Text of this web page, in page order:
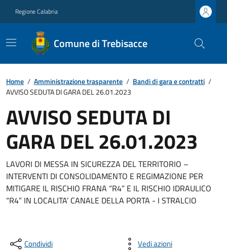
Regione Calabria
Comune di Trebisacce
Home / Amministrazione trasparente / Bandi di gara e contratti /
AVVISO SEDUTA DI GARA DEL 26.01.2023
AVVISO SEDUTA DI
GARA DEL 26.01.2023
LAVORI DI MESSA IN SICUREZZA DEL TERRITORIO –
INTERVENTI DI CONSOLIDAMENTO E REGIMAZIONE PER
MITIGARE IL RISCHIO FRANA “R4” E IL RISCHIO IDRAULICO
“R4” IN LOCALITA’ CANALE DELLA PORTA - I STRALCIO
Condividi Vedi azioni